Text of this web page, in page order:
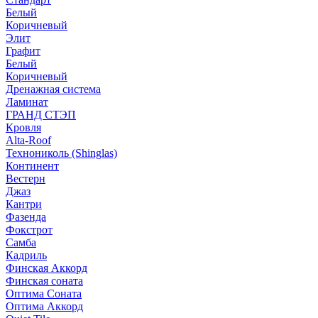
Белый
Коричневый
Элит
Графит
Белый
Коричневый
Дренажная система
Ламинат
ГРАНД СТЭП
Кровля
Alta-Roof
Технониколь (Shinglas)
Континент
Вестерн
Джаз
Кантри
Фазенда
Фокстрот
Самба
Кадриль
Финская Аккорд
Финская соната
Оптима Соната
Оптима Аккорд